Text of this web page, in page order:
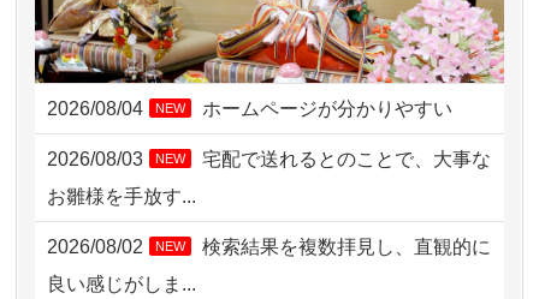
2026/08/02 18:47 虎ノ門の方からお申込み
2026/08/02 11:15 千葉県の方からお申込み
2026/08/02 10:39 神奈川の方からお申込み
2026/08/02 09:15 神奈川の方からお申込み
2026/08/04 NEW ホームページが分かりやすい
2026/08/03 NEW
宅配で送れるとのことで、大事な
お雛様を手放す...
2026/08/02 NEW
検索結果を複数拝見し、直観的に
良い感じがしま...